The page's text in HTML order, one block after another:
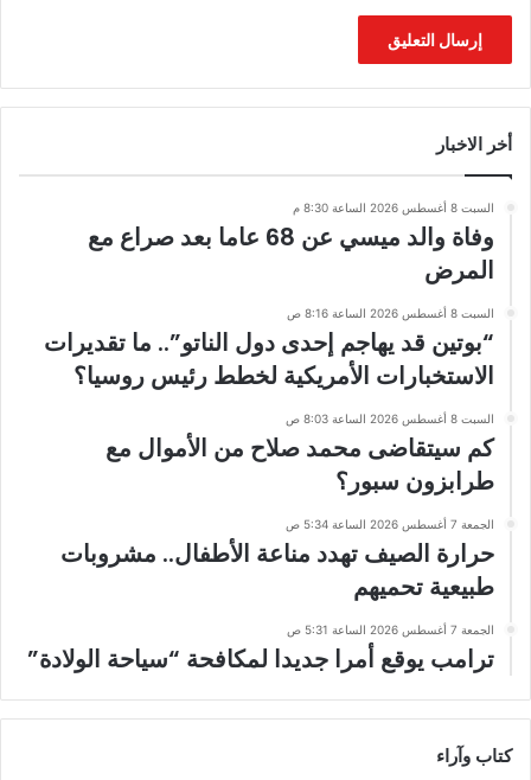
أخر الاخبار
السبت 8 أغسطس 2026 الساعة 8:30 م
وفاة والد ميسي عن 68 عاما بعد صراع مع
المرض
السبت 8 أغسطس 2026 الساعة 8:16 ص
“بوتين قد يهاجم إحدى دول الناتو”.. ما تقديرات
الاستخبارات الأمريكية لخطط رئيس روسيا؟
السبت 8 أغسطس 2026 الساعة 8:03 ص
كم سيتقاضى محمد صلاح من الأموال مع
طرابزون سبور؟
الجمعة 7 أغسطس 2026 الساعة 5:34 ص
حرارة الصيف تهدد مناعة الأطفال.. مشروبات
طبيعية تحميهم
الجمعة 7 أغسطس 2026 الساعة 5:31 ص
ترامب يوقع أمرا جديدا لمكافحة “سياحة الولادة”
كتاب وآراء